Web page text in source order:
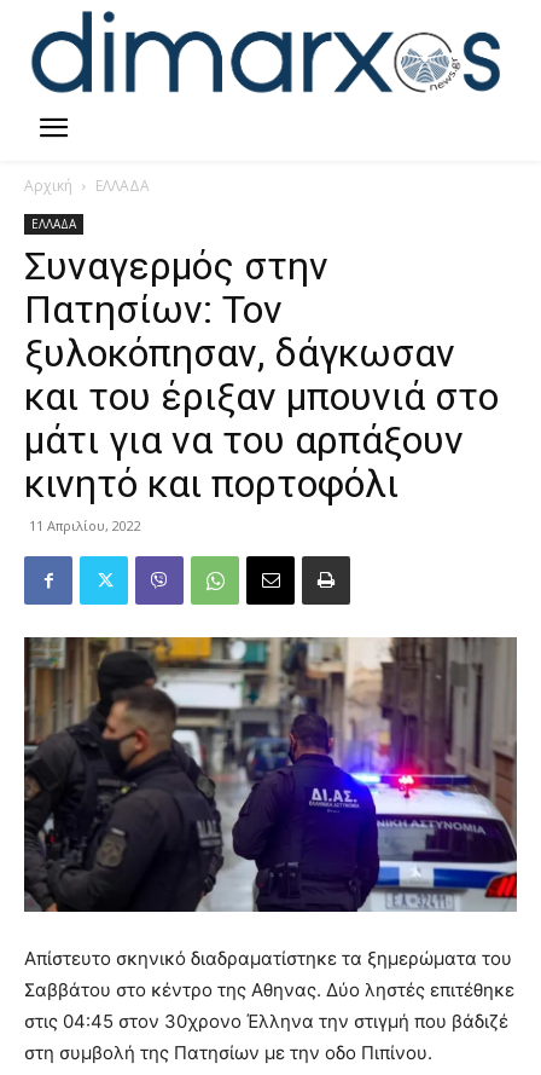
Αρχική ΕΛΛΑΔΑ
ΕΛΛΑΔΑ
Συναγερμός στην
Πατησίων: Τον
ξυλοκόπησαν, δάγκωσαν
και του έριξαν μπουνιά στο
μάτι για να του αρπάξουν
κινητό και πορτοφόλι
11 Απριλίου, 2022
Απίστευτο σκηνικό διαδραματίστηκε τα ξημερώματα του
Σαββάτου στο κέντρο της Αθηνας. Δύο ληστές επιτέθηκε
στις 04:45 στον 30χρονο Έλληνα την στιγμή που βάδιζέ
στη συμβολή της Πατησίων με την οδο Πιπίνου.